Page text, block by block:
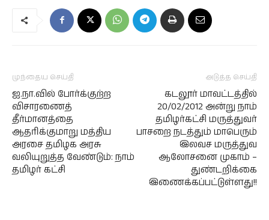
முந்தைய செய்தி
ஐ.நா.வில் போர்க்குற்ற
விசாரணைத்
தீர்மானத்தை
ஆதரிக்குமாறு மத்திய
அரசை தமிழக அரசு
வலியுறுத்த வேண்டும்: நாம்
தமிழர் கட்சி
அடுத்த செய்தி
கடலூர் மாவட்டத்தில்
20/02/2012 அன்று நாம்
தமிழர்கட்சி மருத்துவர்
பாசறை நடத்தும் மாபெரும்
இலவச மருத்துவ
ஆலோசனை முகாம் –
துண்டறிக்கை
இணைக்கப்பட்டுள்ளது!!